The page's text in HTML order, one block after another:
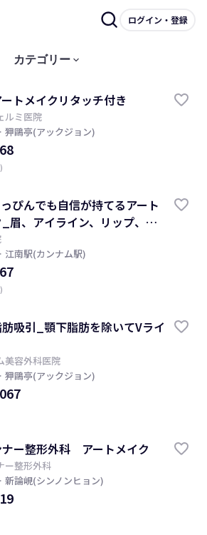
ログイン・登録
カテゴリー keyboard_arrow_down
トメイクリタッチ付き
ルミ医院
· 狎鷗亭(アックジョン)
)
ぴんでも自信が持てるアート
眉、アイライン、リップ、頭
ライン
· 江南駅(カンナム駅)
)
吸引_顎下脂肪を除いてVライ
美容外科医院
· 狎鷗亭(アックジョン)
ナー整形外科 アートメイク
ー整形外科
· 新論峴(シンノンヒョン)